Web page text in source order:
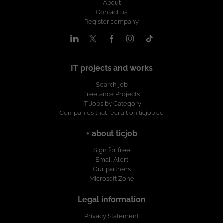
About
Contact us
Register company
IT projects and works
Search job
Freelance Projects
IT Jobs by Category
Companies that recruit on ticjob.co
+ about ticjob
Sign for free
Email Alert
Our partners
Microsoft Zone
Legal information
Privacy Statement